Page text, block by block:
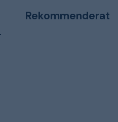
Rekommenderat